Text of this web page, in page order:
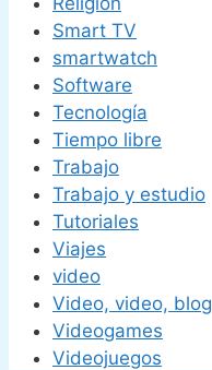
Smart TV
smartwatch
Software
Tecnología
Tiempo libre
Trabajo
Trabajo y estudio
Tutoriales
Viajes
video
Video, video, blog
Videogames
Videojuegos